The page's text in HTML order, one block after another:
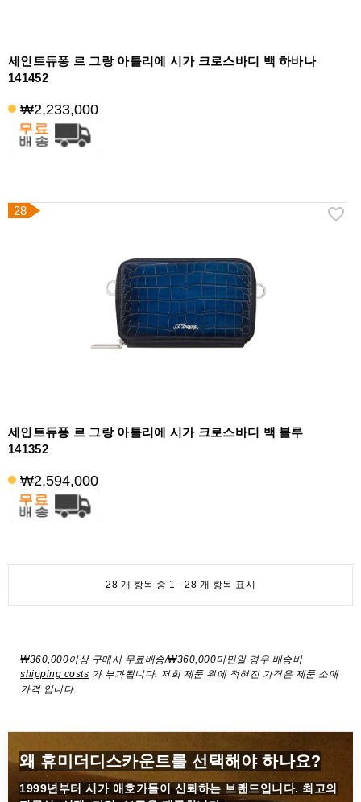
세인트듀퐁 르 그랑 아틀리에 시가 크로스바디 백 하바나
141452
₩2,233,000
28
세인트듀퐁 르 그랑 아틀리에 시가 크로스바디 백 블루
141352
₩2,594,000
28 개 항목 중 1 - 28 개 항목 표시
₩360,000이상 구매시 무료배송/₩360,000미만일 경우 배송비
shipping costs 가 부과됩니다. 저희 제품 위에 적혀진 가격은 제품 소매
가격 입니다.
왜 휴미더디스카운트를 선택해야 하나요?
1999년부터 시가 애호가들이 신뢰하는 브랜드입니다. 최고의